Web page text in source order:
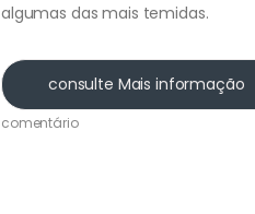
algumas das mais temidas.
consulte Mais informação
comentário